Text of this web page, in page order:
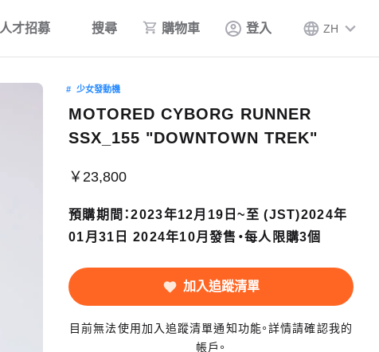
人才招募 搜尋 購物車 登入 ZH
少女發動機
MOTORED CYBORG RUNNER
SSX_155 "DOWNTOWN TREK"
￥23,800
預購期間：2023年12月19日~至 (JST)2024年
01月31日 2024年10月發售・每人限購3個
加入追蹤清單
目前無法使用加入追蹤清單通知功能。詳情請確認我的
帳戶。